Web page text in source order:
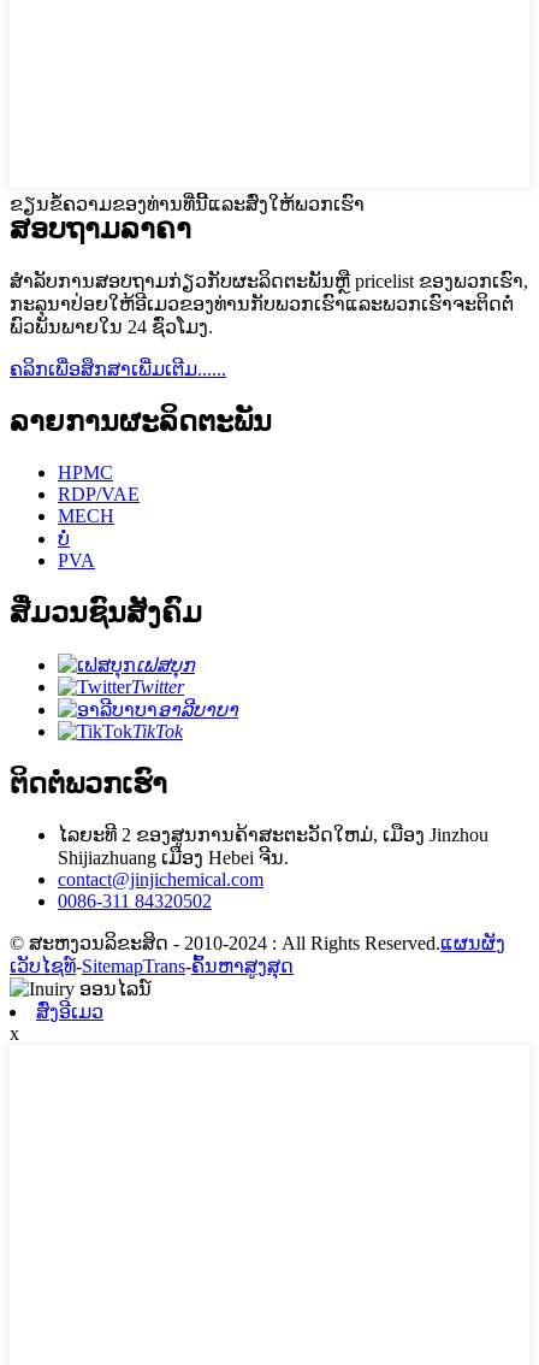
ຂຽນຂໍ້ຄວາມຂອງທ່ານທີ່ນີ້ແລະສົ່ງໃຫ້ພວກເຮົາ
ສອບຖາມລາຄາ
ສໍາ​ລັບ​ການ​ສອບ​ຖາມ​ກ່ຽວ​ກັບ​ຜະ​ລິດ​ຕະ​ພັນ​ຫຼື pricelist ຂອງ​ພວກ​ເຮົາ​,
ກະ​ລຸ​ນາ​ປ່ອຍ​ໃຫ້​ອີ​ເມວ​ຂອງ​ທ່ານ​ກັບ​ພວກ​ເຮົາ​ແລະ​ພວກ​ເຮົາ​ຈະ​ຕິດ​ຕໍ່​
ພົວ​ພັນ​ພາຍ​ໃນ 24 ຊົ່ວ​ໂມງ​.
ຄລິກເພື່ອສຶກສາເພີ່ມເຕີມ......
ລາຍການຜະລິດຕະພັນ
HPMC
RDP/VAE
MECH
ບໍ່
PVA
ສື່ມວນຊົນສັງຄົມ
ເຟສບຸກ
Twitter
ອາລີບາບາ
TikTok
ຕິດຕໍ່ພວກເຮົາ
ໄລຍະທີ 2 ຂອງສູນການຄ້າສະຕະວັດໃຫມ່, ເມືອງ Jinzhou
Shijiazhuang ເມືອງ Hebei ຈີນ.
contact@jinjichemical.com
0086-311 84320502
© ສະຫງວນລິຂະສິດ - 2010-2024 : All Rights Reserved.ແຜນຜັງ
ເວັບໄຊທ໌-SitemapTrans-ຄົ້ນຫາສູງສຸດ
ສົ່ງອີເມວ
x